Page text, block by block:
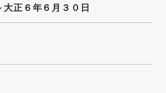
正６年６月３０日